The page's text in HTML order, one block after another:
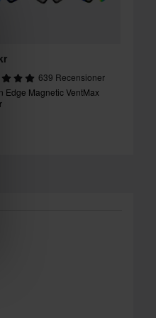
639 Recensioner
Edge Magnetic VentMax